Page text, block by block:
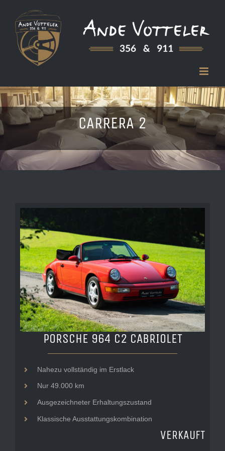
Inhalt
springen
CARRERA 2
PORSCHE 964 C2 CABRIOLET
Nahezu vollständig im Erstlack
Nur 49.000 km
Ausgezeichneter Erhaltungszustand
Klassische Ausstattungskombination
VERKAUFT